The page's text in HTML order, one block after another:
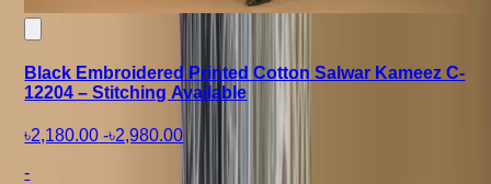
Black Embroidered Printed Cotton Salwar Kameez C-
12204 – Stitching Available
৳2,180.00 -৳2,980.00
-